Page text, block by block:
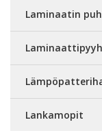
Laminaatin
Lankamopit